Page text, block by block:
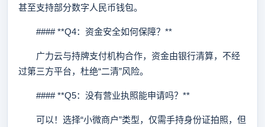
甚至支持部分数字人民币钱包。
#### **Q4：资金安全如何保障？**
广力云与持牌支付机构合作，资金由银行清算，不经
过第三方平台，杜绝“二清”风险。
#### **Q5：没有营业执照能申请吗？**
可以！选择“小微商户”类型，仅需手持身份证拍照，但